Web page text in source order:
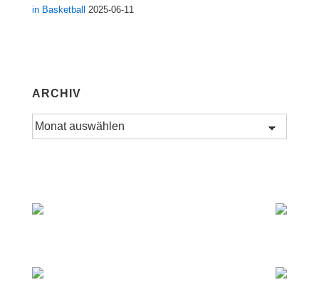
in Basketball 2025-06-11
ARCHIV
Archiv